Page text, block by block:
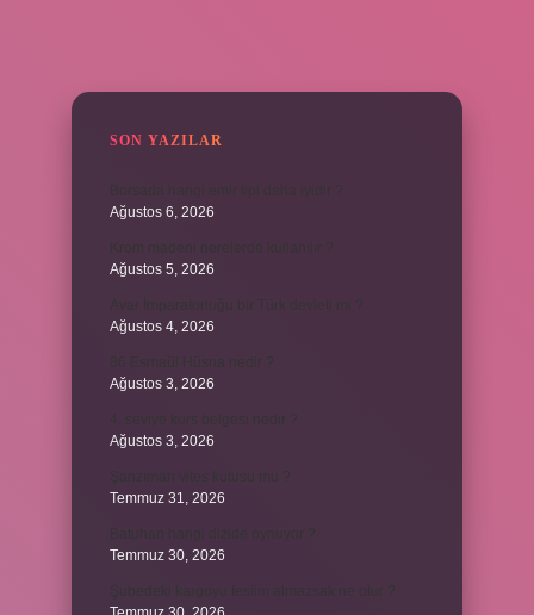
SON YAZILAR
Ağustos 6, 2026
Ağustos 5, 2026
Ağustos 4, 2026
Ağustos 3, 2026
Ağustos 3, 2026
Temmuz 31, 2026
Temmuz 30, 2026